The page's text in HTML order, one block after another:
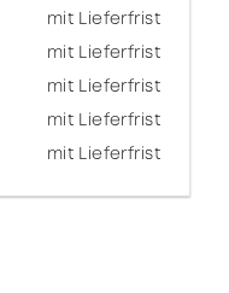
mit Lieferfrist
mit Lieferfrist
mit Lieferfrist
mit Lieferfrist
mit Lieferfrist